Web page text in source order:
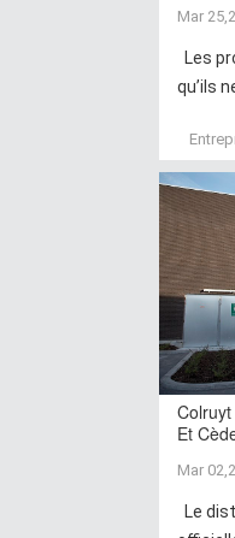
Mar
Les
qu’ils
Et
Mar
Le